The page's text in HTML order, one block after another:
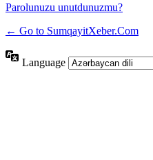
Parolunuzu unutdunuzmu?
← Go to SumqayitXeber.Com
Language